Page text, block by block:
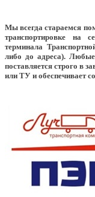
Мы всегда стараемся
транспортировке на
терминала
либо до адреса). Любые
поставляется строго в
или ТУ и обеспечивает